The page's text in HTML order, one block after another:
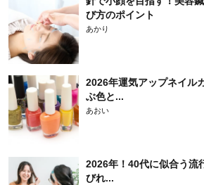
び方のポイント
あかり
2026年運気アップネイル
ぶ色と...
あおい
2026年！40代に似合う流
びれ...